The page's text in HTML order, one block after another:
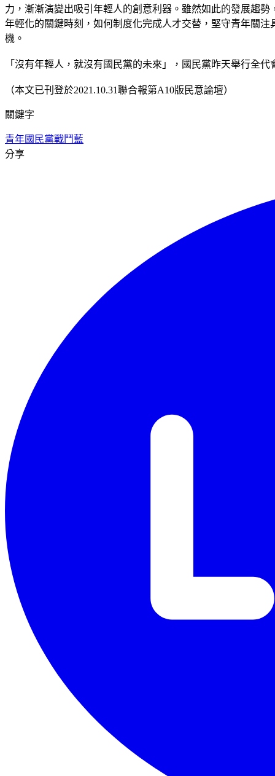
力，漸漸演變出吸引年輕人的創意利器。雖然如此的發展趨
年輕化的關鍵時刻，如何制度化完成人才交替，堅守青年關
機。
「沒有年輕人，就沒有國民黨的未來」，國民黨昨天舉行全
（本文已刊登於2021.10.31聯合報第A10版民意論壇）
關鍵字
青年國民黨戰鬥藍
分享